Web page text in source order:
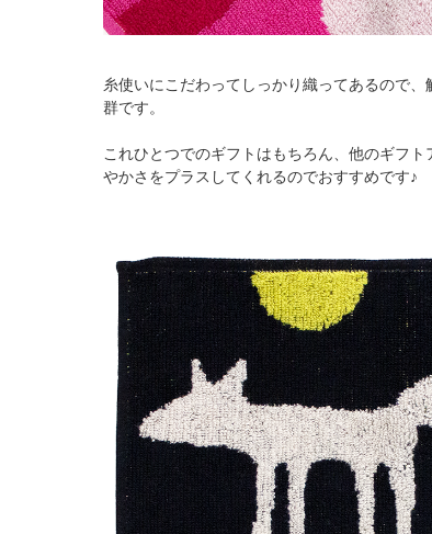
糸使いにこだわってしっかり織ってあるので
群です。
これひとつでのギフトはもちろん、他のギフ
やかさをプラスしてくれるのでおすすめです♪